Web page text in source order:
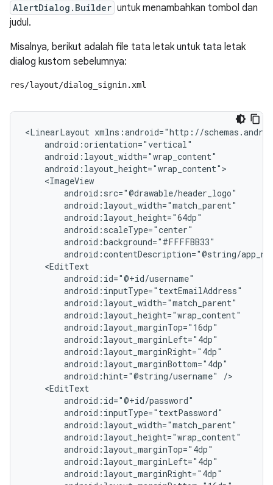
AlertDialog.Builder untuk menambahkan tombol dan
judul.
Misalnya, berikut adalah file tata letak untuk tata letak
dialog kustom sebelumnya:
res/layout/dialog_signin.xml
<LinearLayout
android:contentDescription="@string/
android:hint="@string/username"